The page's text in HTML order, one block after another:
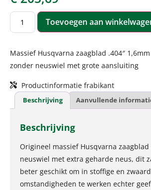
Toevoegen aan
Massief Husqvarna zaagblad .404″
zonder neuswiel met grote aansluiting
Productinformatie frabikant
Beschrijving Aanvullende
Beschrijving
Origineel massief Husqvarna
neuswiel met extra geharde neus, dit
beter geschikt om in stoffige en
omstandigheden te werken echter